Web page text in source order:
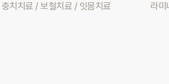
치치료 / 보철치료 / 잇몸치료 라미